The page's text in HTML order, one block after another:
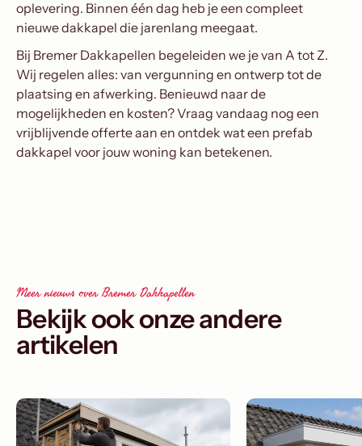
oplevering. Binnen één dag heb je een compleet
nieuwe dakkapel die jarenlang meegaat.
Bij Bremer Dakkapellen begeleiden we je van A tot Z.
Wij regelen alles: van vergunning en ontwerp tot de
plaatsing en afwerking. Benieuwd naar de
mogelijkheden en kosten? Vraag vandaag nog een
vrijblijvende offerte aan en ontdek wat een prefab
dakkapel voor jouw woning kan betekenen.
Meer nieuws over Bremer Dakkapellen
Bekijk ook onze andere
artikelen